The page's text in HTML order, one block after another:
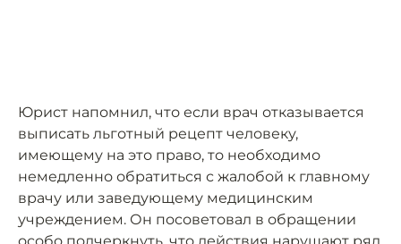
Юрист напомнил, что если врач отказывается
выписать льготный рецепт человеку,
имеющему на это право, то необходимо
немедленно обратиться с жалобой к главному
врачу или заведующему медицинским
учреждением. Он посоветовал в обращении